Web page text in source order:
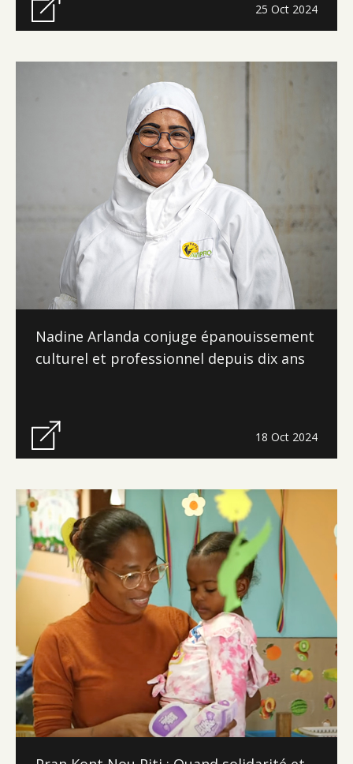
25 Oct 2024
Nadine Arlanda conjuge épanouissement
culturel et professionnel depuis dix ans
18 Oct 2024